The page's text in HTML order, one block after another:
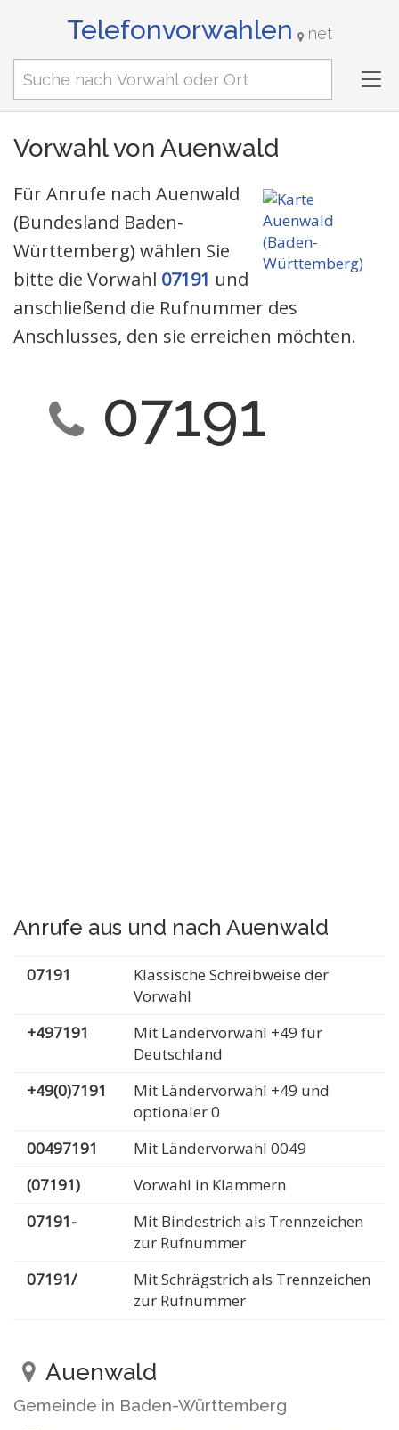
Telefonvorwahlen net
Vorwahl von Auenwald
Für Anrufe nach Auenwald
(Bundesland Baden-
Württemberg) wählen Sie
bitte die Vorwahl 07191 und
anschließend die Rufnummer des
Anschlusses, den sie erreichen möchten.
07191
Anrufe aus und nach Auenwald
07191
Klassische Schreibweise der
Vorwahl
+497191
Mit Ländervorwahl +49 für
Deutschland
+49(0)7191
Mit Ländervorwahl +49 und
optionaler 0
00497191
Mit Ländervorwahl 0049
(07191)
Vorwahl in Klammern
07191-
Mit Bindestrich als Trennzeichen
zur Rufnummer
07191/
Mit Schrägstrich als Trennzeichen
zur Rufnummer
Auenwald
Gemeinde in Baden-Württemberg